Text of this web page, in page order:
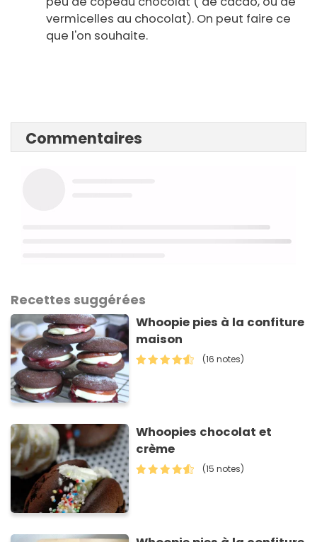
vermicelles au chocolat). On peut faire ce
que l'on souhaite.
Commentaires
Recettes suggérées
Whoopie pies à la confiture
maison
(16 notes)
Whoopies chocolat et
crème
(15 notes)